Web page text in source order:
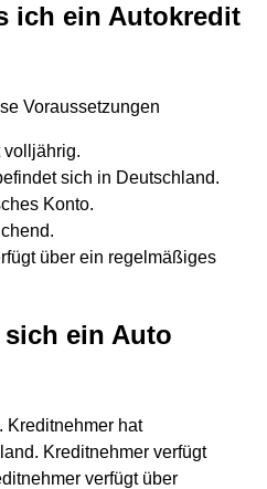
ich ein Autokredit
Voraussetzungen
volljährig.
sich in Deutschland.
Konto.
über ein regelmäßiges
ein Auto
Kreditnehmer hat
Kreditnehmer verfügt
verfügt über